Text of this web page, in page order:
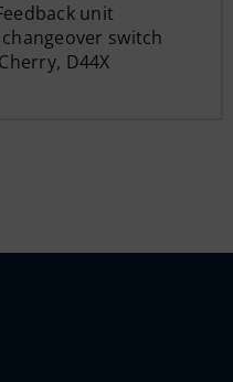
unit
switch
Cherry, D44X